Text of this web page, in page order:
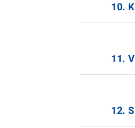
10.
11.
12.